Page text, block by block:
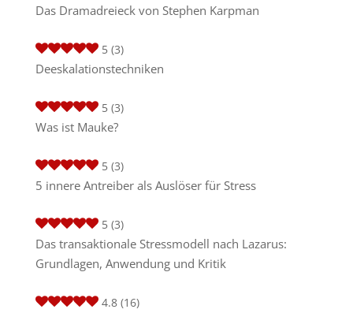
Das Dramadreieck von Stephen Karpman
5 (3)
Deeskalationstechniken
5 (3)
Was ist Mauke?
5 (3)
5 innere Antreiber als Auslöser für Stress
5 (3)
Das transaktionale Stressmodell nach Lazarus:
Grundlagen, Anwendung und Kritik
4.8 (16)